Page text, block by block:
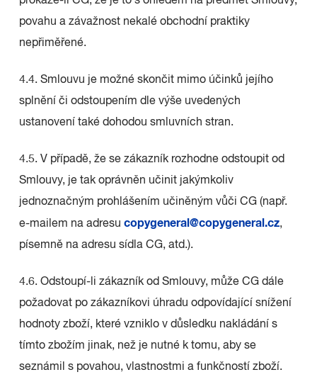
povahu a závažnost nekalé obchodní praktiky
nepřiměřené.
4.4. Smlouvu je možné skončit mimo účinků jejího
splnění či odstoupením dle výše uvedených
ustanovení také dohodou smluvních stran.
4.5. V případě, že se zákazník rozhodne odstoupit od
Smlouvy, je tak oprávněn učinit jakýmkoliv
jednoznačným prohlášením učiněným vůči CG (např.
e-mailem na adresu copygeneral@copygeneral.cz,
písemně na adresu sídla CG, atd.).
4.6. Odstoupí-li zákazník od Smlouvy, může CG dále
požadovat po zákazníkovi úhradu odpovídající snížení
hodnoty zboží, které vzniklo v důsledku nakládání s
tímto zbožím jinak, než je nutné k tomu, aby se
seznámil s povahou, vlastnostmi a funkčností zboží.